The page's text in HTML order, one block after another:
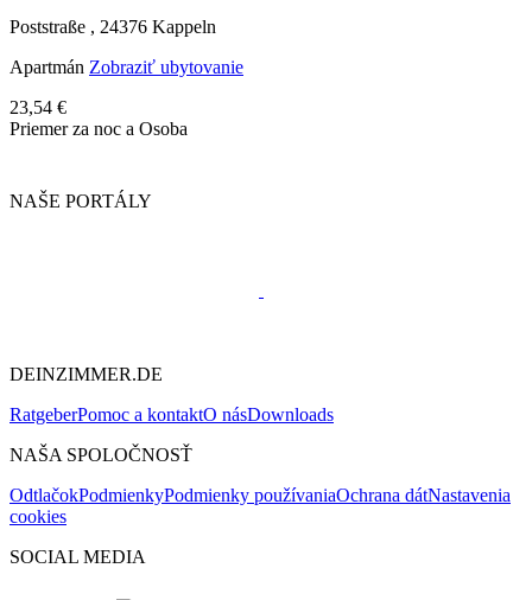
Poststraße , 24376 Kappeln
Apartmán Zobraziť ubytovanie
23,54 €
Priemer za noc a Osoba
NAŠE PORTÁLY
DEINZIMMER.DE
RatgeberPomoc a kontaktO násDownloads
NAŠA SPOLOČNOSŤ
OdtlačokPodmienkyPodmienky používaniaOchrana dátNastavenia
cookies
SOCIAL MEDIA